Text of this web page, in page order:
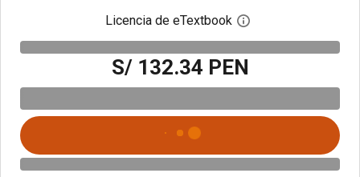
Licencia de eTextbook Abre el cuadro de
S/ 132.34 PEN